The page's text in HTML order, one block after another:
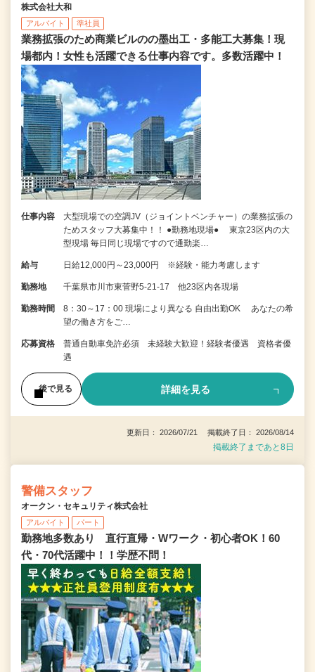
株式会社大和
アルバイト 準社員
業務拡張のため商業ビルのの墨出工・多能工大募集！現
場都内！女性も活躍できる仕事内容です。多数活躍中！
仕事内容
大型現場での空調JV（ジョイントベンチャー）の業務拡張の
ためスタッフ大募集中！！ ●勤務地現場● 東京23区内の大
型現場 毎日同じ現場ですので通勤楽…
給与 日給12,000円～23,000円 ※経験・能力考慮します
勤務地 千葉県市川市東菅野5-21-17 他23区内各現場
勤務時間
8：30～17：00 現場により異なる 自由出勤OK あなたの希
望の働き方をご…
応募資格
普通自動車免許必須 未経験大歓迎！経験者優遇 資格者優
遇
後で見る 詳細を見る
更新日： 2026/07/21 掲載終了日： 2026/08/14
掲載終了まであと8日
警備スタッフ
オークン・セキュリティ株式会社
アルバイト パート
勤務地多数あり 直行直帰・Wワーク・初心者OK！60
代・70代活躍中！！学歴不問！